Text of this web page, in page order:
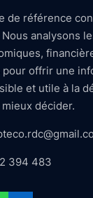
de référence
Nous analysons
offrir une
et utile à la
décider.
394 483